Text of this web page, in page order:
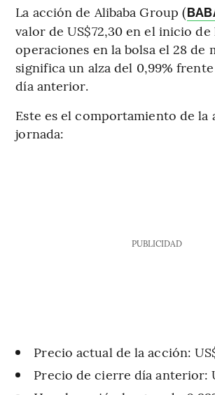
La acción de Alibaba Group (
valor de US$72,30 en el inicio de
operaciones en la bolsa el 28 de
significa un alza del 0,99%
día anterior.
Este es el comportamiento de la
jornada:
PUBLICIDAD
Precio actual de la acción:
Precio de cierre día anterior: